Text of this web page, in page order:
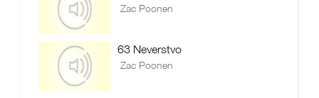
Zac Poonen
63 Neverstvo
Zac Poonen